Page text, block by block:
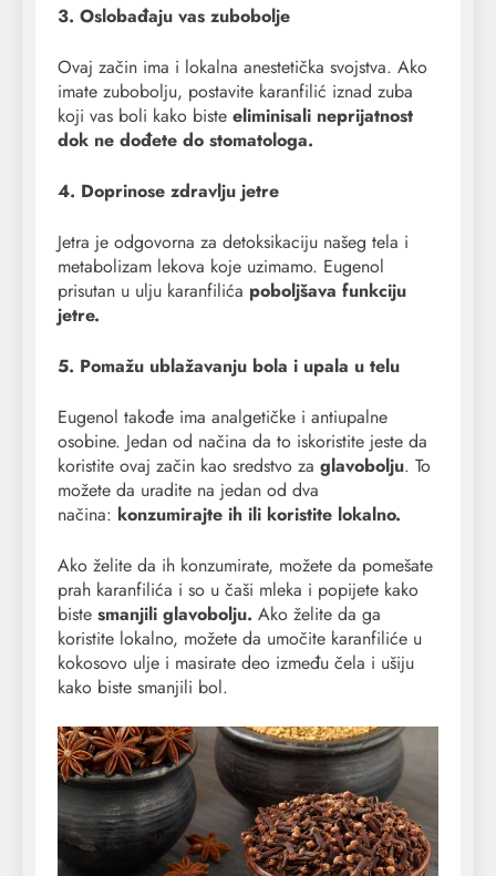
3. Oslobađaju vas zubobolje
Ovaj začin ima i lokalna anestetička svojstva. Ako
imate zubobolju, postavite karanfilić iznad zuba
koji vas boli kako biste eliminisali neprijatnost
dok ne dođete do stomatologa.
4. Doprinose zdravlju jetre
Jetra je odgovorna za detoksikaciju našeg tela i
metabolizam lekova koje uzimamo. Eugenol
prisutan u ulju karanfilića poboljšava funkciju
jetre.
5. Pomažu ublažavanju bola i upala u telu
Eugenol takođe ima analgetičke i antiupalne
osobine. Jedan od načina da to iskoristite jeste da
koristite ovaj začin kao sredstvo za glavobolju. To
možete da uradite na jedan od dva
načina: konzumirajte ih ili koristite lokalno.
Ako želite da ih konzumirate, možete da pomešate
prah karanfilića i so u čaši mleka i popijete kako
biste smanjili glavobolju. Ako želite da ga
koristite lokalno, možete da umočite karanfiliće u
kokosovo ulje i masirate deo između čela i ušiju
kako biste smanjili bol.